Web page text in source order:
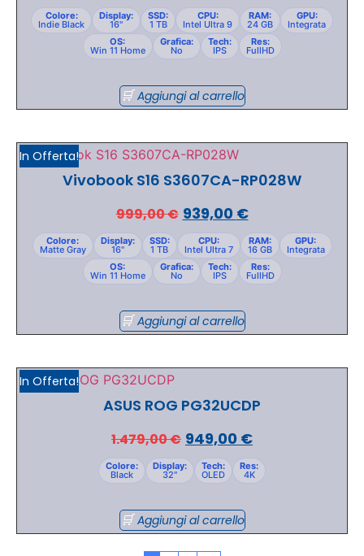
Colore:
Indie Black
Display:
16"
SSD:
1 TB
CPU:
Intel Ultra 9
RAM:
24 GB
GPU:
Integrata
OS:
Win 11 Home
Grafica:
No
Tech:
IPS
Res:
FullHD
Aggiungi al carrello
In Offerta!
Vivobook S16 S3607CA-RP028W
999,00€ 939,00 €
Colore:
Matte Gray
Display:
16"
SSD:
1 TB
CPU:
Intel Ultra 7
RAM:
16 GB
GPU:
Integrata
OS:
Win 11 Home
Grafica:
No
Tech:
IPS
Res:
FullHD
Aggiungi al carrello
In Offerta!
ASUS ROG PG32UCDP
1.479,00€ 949,00 €
Colore:
Black
Display:
32"
Tech:
OLED
Res:
4K
Aggiungi al carrello